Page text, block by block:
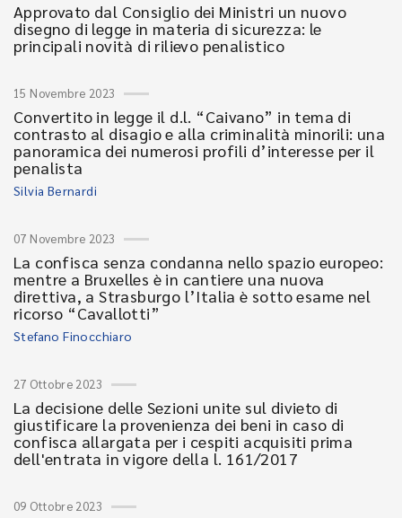
Approvato dal Consiglio dei Ministri un nuovo
disegno di legge in materia di sicurezza: le
principali novità di rilievo penalistico
15 Novembre 2023
Convertito in legge il d.l. “Caivano” in tema di
contrasto al disagio e alla criminalità minorili: una
panoramica dei numerosi profili d’interesse per il
penalista
Silvia Bernardi
07 Novembre 2023
La confisca senza condanna nello spazio europeo:
mentre a Bruxelles è in cantiere una nuova
direttiva, a Strasburgo l’Italia è sotto esame nel
ricorso “Cavallotti”
Stefano Finocchiaro
27 Ottobre 2023
La decisione delle Sezioni unite sul divieto di
giustificare la provenienza dei beni in caso di
confisca allargata per i cespiti acquisiti prima
dell'entrata in vigore della l. 161/2017
09 Ottobre 2023